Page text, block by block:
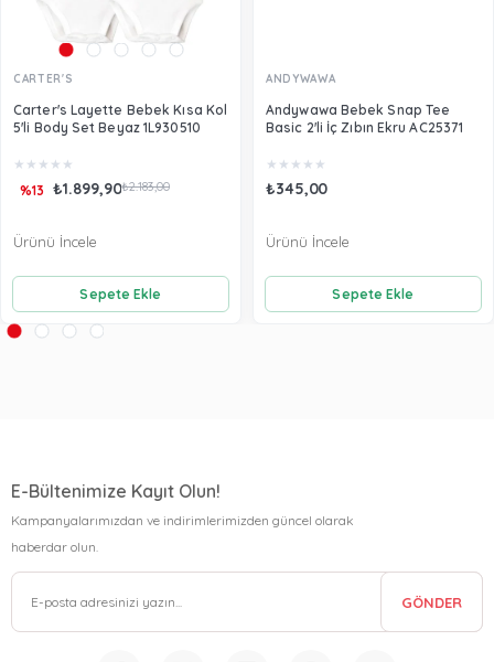
CARTER'S
Carter's Layette Bebek Kısa Kol
5'li Body Set Beyaz 1L930510
★ ★ ★ ★ ★
₺1.899,90₺2.183,00
%13
Sepete Ekle
Ürünü İncele
ANDYWAWA
Andywawa Bebek Snap Tee
Basic 2'li İç Zıbın Ekru AC25371
★ ★ ★ ★ ★
₺345,00
Sepete Ekle
Ürünü İncele
E-Bültenimize Kayıt Olun!
Kampanyalarımızdan ve indirimlerimizden güncel olarak
haberdar olun.
GÖNDER